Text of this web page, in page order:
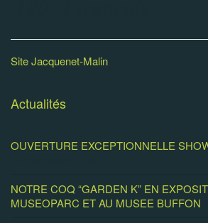
Site Jacquenet-Malin
Actualités
OUVERTURE EXCEPTIONNELLE
NOTRE COQ “GARDEN K” EN
MUSEOPARC ET AU MUSEE BUFFON